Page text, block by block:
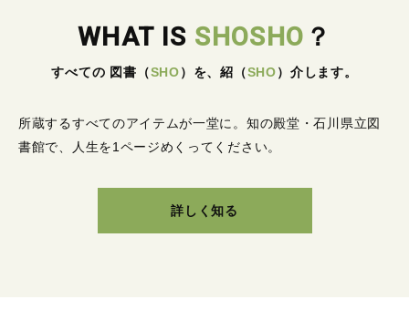
WHAT IS SHOSHO ？
すべての 図書 （SHO） を、紹 （SHO） 介します。
所蔵するすべてのアイテムが一堂に。 知の殿堂・石川県立図
書館で、人生を1ページめくってください。
詳しく知る